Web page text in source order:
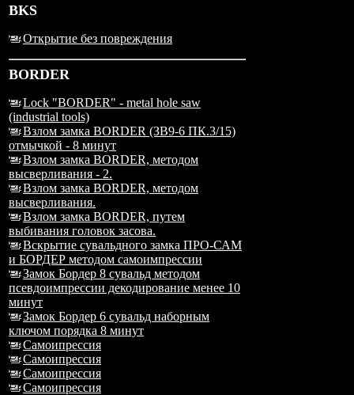
BKS
Открытие без повреждения
BORDER
Lock "BORDER" - metal hole saw
(industrial tools)
Взлом замка BORDER (ЗВ9-6 ПК.3/15)
отмычкой - 8 минут
Взлом замка BORDER, методом
высверливания - 2.
Взлом замка BORDER, методом
высверливания.
Взлом замка BORDER, путем
выбивания головок засова.
Вскрытие сувальдного замка ПРО-САМ
и БОРДЕР методом самоимпрессии
Замок Бордер 8 сувальд методом
псевдоимпрессии декодирование менее 10
минут
Замок Бордер 6 сувальд наборным
ключом порядка 8 минут
Самоипрессия
Самоипрессия
Самоипрессия
Самоипрессия